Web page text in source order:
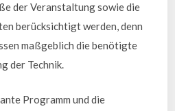
der Veranstaltung sowie die
berücksichtigt werden, denn
maßgeblich die benötigte
der Technik.
Programm und die